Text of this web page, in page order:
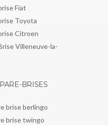
Fiat
Toyota
Citroen
Villeneuve-la-
BRISES
brise berlingo
brise twingo